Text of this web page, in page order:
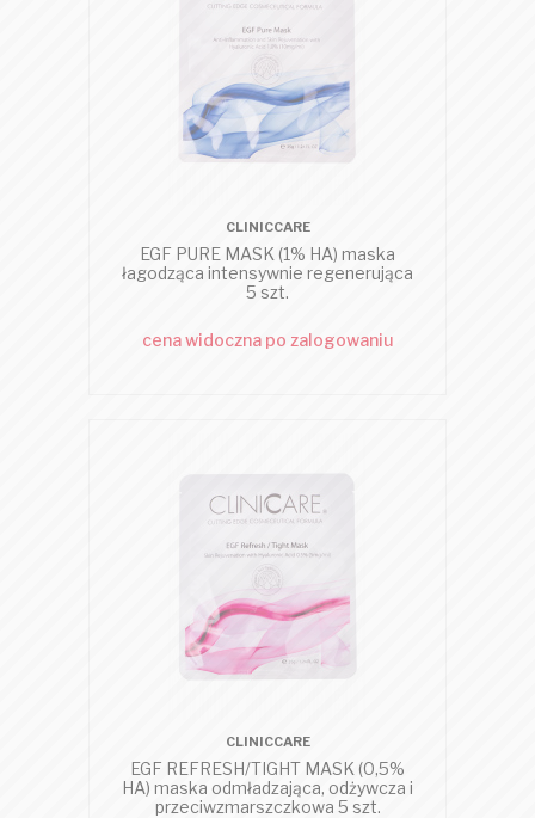
CLINICCARE
EGF PURE MASK (1% HA) maska
łagodząca intensywnie regenerująca
5 szt.
cena widoczna po zalogowaniu
CLINICCARE
EGF REFRESH/TIGHT MASK (0,5%
HA) maska odmładzająca, odżywcza i
przeciwzmarszczkowa 5 szt.